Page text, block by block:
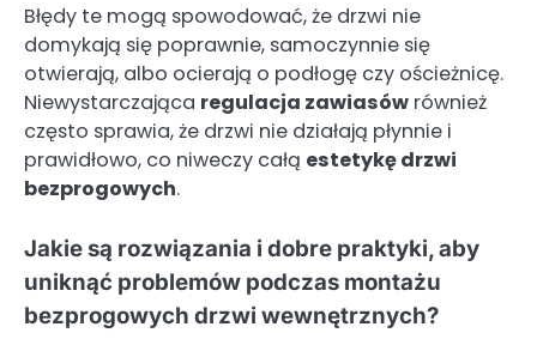
Błędy te mogą spowodować, że drzwi nie
domykają się poprawnie, samoczynnie się
otwierają, albo ocierają o podłogę czy ościeżnicę.
Niewystarczająca regulacja zawiasów również
często sprawia, że drzwi nie działają płynnie i
prawidłowo, co niweczy całą estetykę drzwi
bezprogowych.
Jakie są rozwiązania i dobre praktyki, aby
uniknąć problemów podczas montażu
bezprogowych drzwi wewnętrznych?